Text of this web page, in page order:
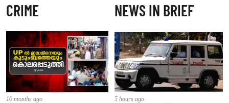
CRIME
10 months ago
NEWS IN BRIEF
5 hours ago